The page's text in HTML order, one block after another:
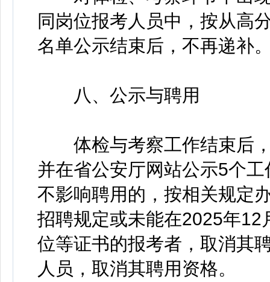
同岗位报考人员中，按从高
名单公示结束后，不再递补
八、公示与聘用
体检与考察工作结束后，
并在省公安厅网站公示5个
不影响聘用的，按相关规定
招聘规定或未能在2025年
位等证书的报考者，取消其
人员，取消其聘用资格。